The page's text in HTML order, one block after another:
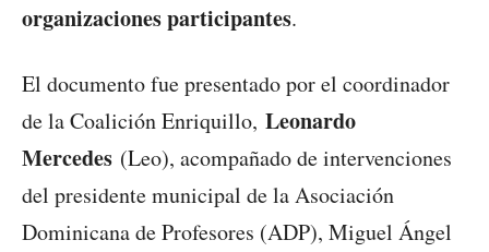
organizaciones participantes.
El documento fue presentado por el coordinador
de la Coalición Enriquillo, Leonardo
Mercedes (Leo), acompañado de intervenciones
del presidente municipal de la Asociación
Dominicana de Profesores (ADP), Miguel Ángel